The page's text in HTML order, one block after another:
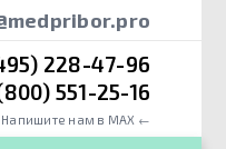
228-47-96
551-25-16
Напишите нам в MAX ←